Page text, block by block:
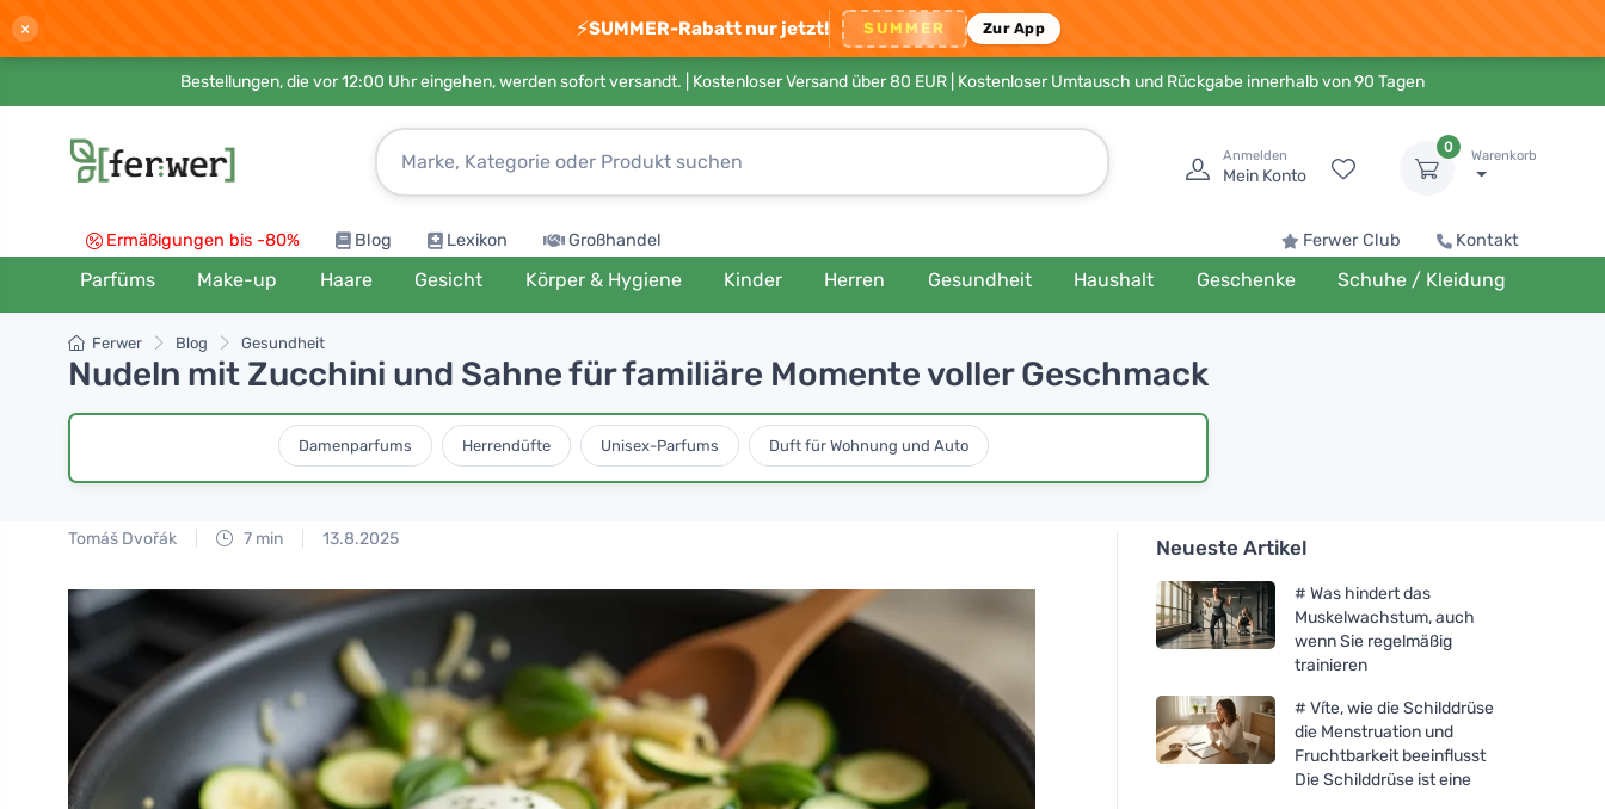
× ⚡SUMMER-Rabatt nur jetzt! SUMMER Zur App
Bestellungen, die vor 12:00 Uhr eingehen, werden sofort versandt. | Kostenloser Versand über 80 EUR | Kostenloser Umtausch und Rückgabe innerhalb von 90 Tagen
Anmelden
Mein Konto
0
Warenkorb
Ermäßigungen bis -80% Blog Lexikon Großhandel Ferwer Club Kontakt
Parfüms Make-up Haare Gesicht Körper & Hygiene Kinder Herren Gesundheit Haushalt Geschenke Schuhe / Kleidung
Ferwer Blog Gesundheit
Nudeln mit Zucchini und Sahne für familiäre Momente voller Geschmack
Damenparfums Herrendüfte Unisex-Parfums Duft für Wohnung und Auto
Tomáš Dvořák 7 min 13.8.2025 Neueste Artikel
# Was hindert das
Muskelwachstum, auch
wenn Sie regelmäßig
trainieren
# Víte, wie die Schilddrüse
die Menstruation und
Fruchtbarkeit beeinflusst
Die Schilddrüse ist eine